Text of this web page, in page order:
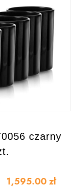
czarny
1,595.00 zł